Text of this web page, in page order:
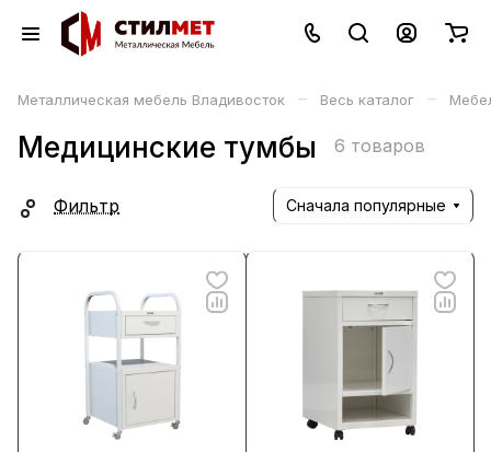
Металлическая мебель Владивосток – Весь каталог –
Медицинские тумбы 6 товаров
Фильтр Сначала популярные